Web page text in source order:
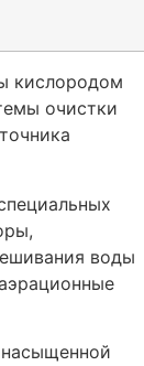
кислородом
очистки
воды
насыщенной